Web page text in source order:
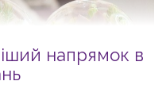
напрямок в